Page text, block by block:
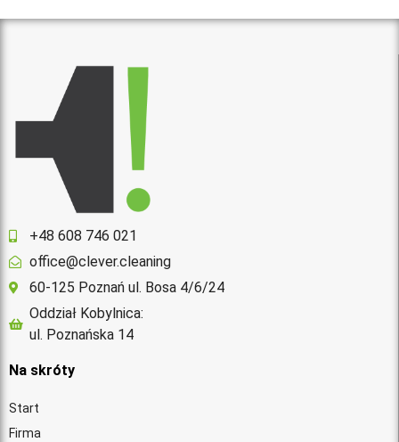
+48 608 746 021
office@clever.cleaning
60-125 Poznań ul. Bosa 4/6/24
Oddział Kobylnica:
ul. Poznańska 14
Na skróty
Start
Firma